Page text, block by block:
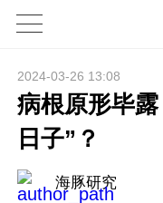
2024-03-26 13:08
病根原形毕
日子”？
海豚研究